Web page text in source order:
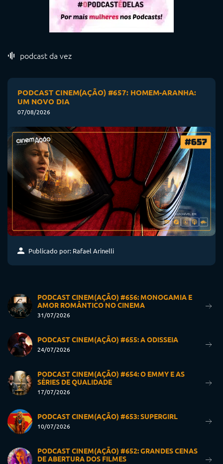
podcast da vez
PODCAST CINEM(AÇÃO) #657: HOMEM-ARANHA:
UM NOVO DIA
07/08/2026
Publicado por: Rafael Arinelli
PODCAST CINEM(AÇÃO) #656: MONOGAMIA E
AMOR ROMÂNTICO NO CINEMA
31/07/2026
PODCAST CINEM(AÇÃO) #655: A ODISSEIA
24/07/2026
PODCAST CINEM(AÇÃO) #654: O EMMY E AS
SÉRIES DE QUALIDADE
17/07/2026
PODCAST CINEM(AÇÃO) #653: SUPERGIRL
10/07/2026
PODCAST CINEM(AÇÃO) #652: GRANDES CENAS
DE ABERTURA DOS FILMES